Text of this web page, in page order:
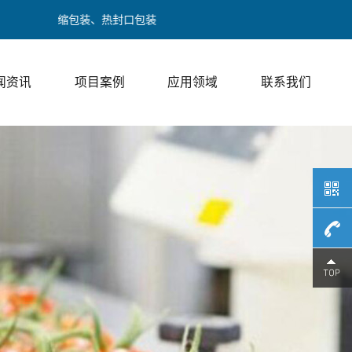
缩包装、热封口包装
资讯 项目案例 应用领域 联系我们